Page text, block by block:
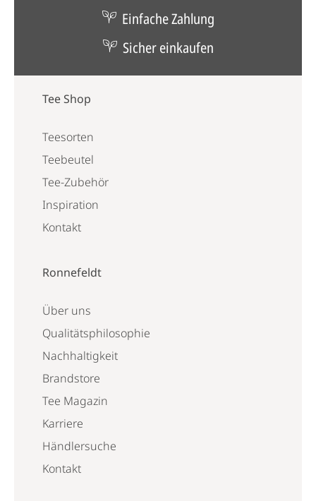
Einfache Zahlung
Sicher einkaufen
Tee Shop
Teesorten
Teebeutel
Tee-Zubehör
Inspiration
Kontakt
Ronnefeldt
Über uns
Qualitätsphilosophie
Nachhaltigkeit
Brandstore
Tee Magazin
Karriere
Händlersuche
Kontakt